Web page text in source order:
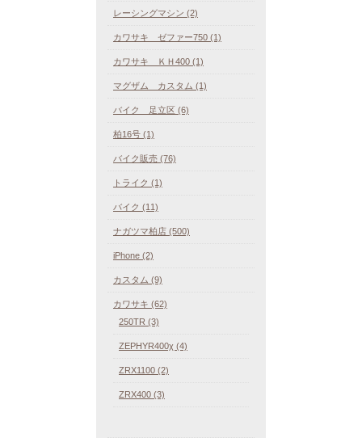
レーシングマシン (2)
カワサキ ゼファー750 (1)
カワサキ ＫＨ400 (1)
マグザム カスタム (1)
バイク 足立区 (6)
柏16号 (1)
バイク販売 (76)
トライク (1)
バイク (11)
ナガツマ柏店 (500)
iPhone (2)
カスタム (9)
カワサキ (62)
250TR (3)
ZEPHYR400χ (4)
ZRX1100 (2)
ZRX400 (3)